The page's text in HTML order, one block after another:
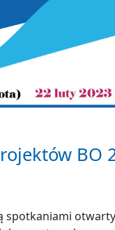
BO
spotkaniami